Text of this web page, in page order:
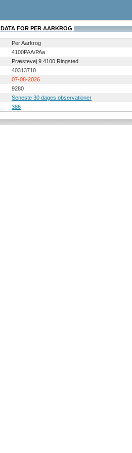
DATA FOR PER AARKROG
Per Aarkrog
4100PAA/PAa
Præstevej 9 4100 Ringsted
40313710
07-08-2026
9280
Seneste 30 dages observationer
386